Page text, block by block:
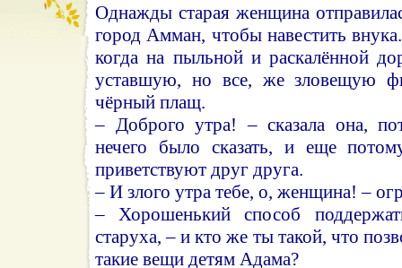
Однажды старая женщина
город Амман, чтобы навестить
когда на пыльной и раскалённой
уставшую, но все, же зловещую
чёрный плащ.
– Доброго утра! – сказала она,
нечего было сказать, и еще
приветствуют друг друга.
– И злого утра тебе, о, женщина! –
– Хорошенький способ
старуха, – и кто же ты такой, что
такие вещи детям Адама?